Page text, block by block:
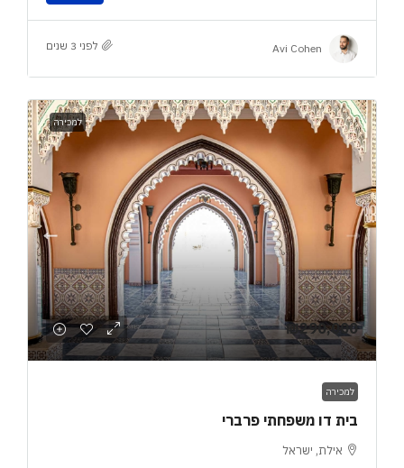
Avi Cohen לפני 3 שנים
למכירה
₪290,000
למכירה
בית דו משפחתי פרברי
אילת, ישראל